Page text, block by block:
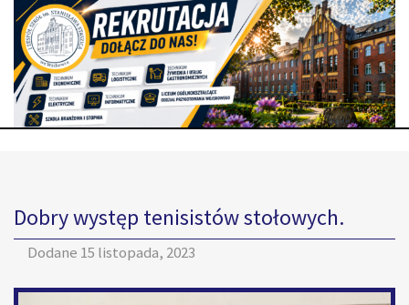
Dobry występ tenisistów stołowych.
Dodane 15 listopada, 2023